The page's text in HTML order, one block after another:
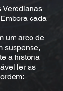
Veredianas
cada
um arco de
suspense,
a história
ler as